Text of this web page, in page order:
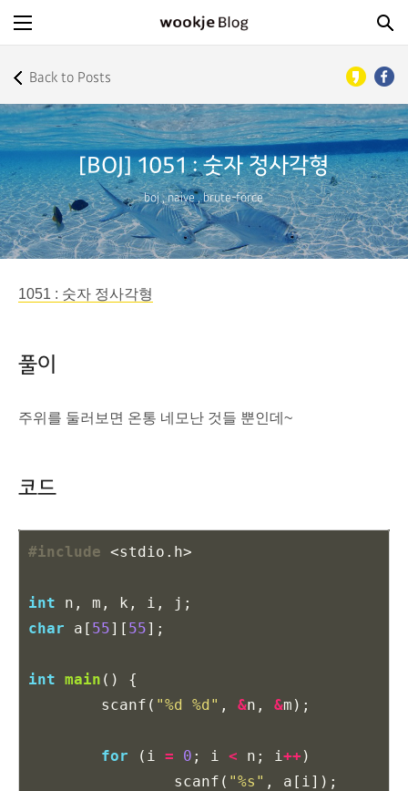
Back to Posts
[BOJ] 1051 : 숫자 정사각형
boj,naive,brute-force
1051 : 숫자 정사각형
풀이
주위를 둘러보면 온통 네모난 것들 뿐인데~
코드
#include <stdio.h>
int n , m , k , i , j ;
char
a [ 55][ 55];
int main ()
{
scanf ( "%d %d" , &n , &m );
for ( i = 0 ; i < n ; i++ )
scanf ( "%s" , a [ i]);